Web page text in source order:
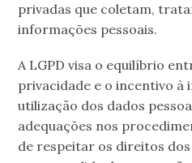
privadas que coletam,
informações pessoais.
A LGPD visa o equilíbrio
privacidade e o incentivo à
utilização dos dados
adequações nos
de respeitar os direitos